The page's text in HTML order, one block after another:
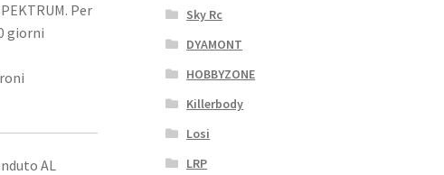
Per
giorni
AL
Sky Rc
DYAMONT
HOBBYZONE
Killerbody
Losi
LRP